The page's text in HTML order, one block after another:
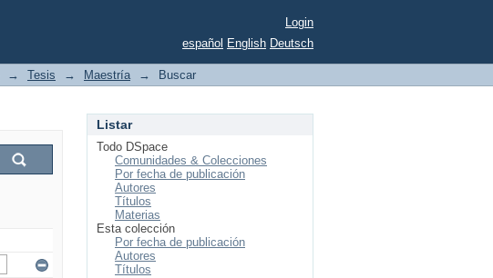
Login
español English Deutsch
→ Tesis → Maestría → Buscar
Listar
Todo DSpace
Comunidades & Colecciones
Por fecha de publicación
Autores
Títulos
Materias
Esta colección
Por fecha de publicación
Autores
Títulos